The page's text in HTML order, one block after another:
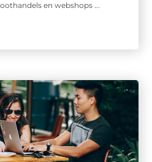
en webshops ...